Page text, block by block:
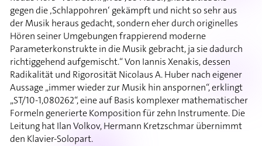
gegen die ‚Schlappohren‘ gekämpft und nicht so sehr aus
der Musik heraus gedacht, sondern eher durch originelles
Hören seiner Umgebungen frappierend moderne
Parameterkonstrukte in die Musik gebracht, ja sie dadurch
richtiggehend aufgemischt.“ Von Iannis Xenakis, dessen
Radikalität und Rigorosität Nicolaus A. Huber nach eigener
Aussage „immer wieder zur Musik hin anspornen“, erklingt
„ST/10-1,080262“, eine auf Basis komplexer mathematischer
Formeln generierte Komposition für zehn Instrumente. Die
Leitung hat Ilan Volkov, Hermann Kretzschmar übernimmt
den Klavier-Solopart.